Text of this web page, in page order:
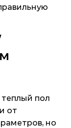
пол
от
но